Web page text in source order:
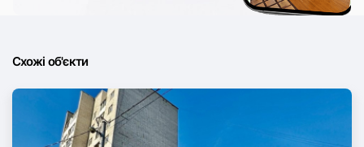
Схожі об'єкти